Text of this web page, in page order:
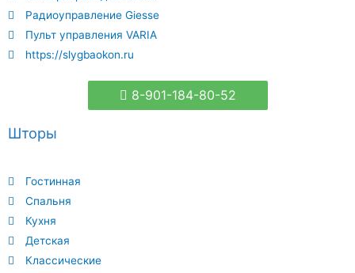
Шторы
Гостинная
Спальня
Кухня
Детская
Классические
Радиоуправление Giesse
Пульт управления VARIA
https://slygbaokon.ru
8-901-184-80-52